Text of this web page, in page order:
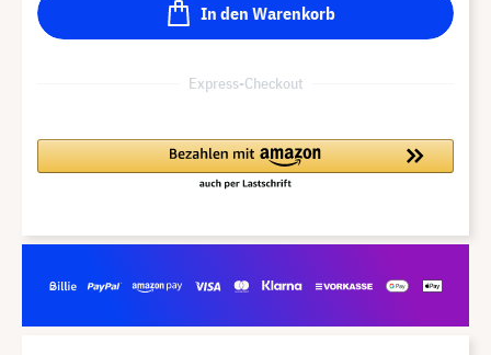
In den Warenkorb
Express-Checkout